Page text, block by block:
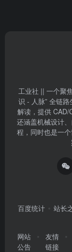
工业社 || 一个聚
识 - 人脉” 全链
解读，提供 CAD/
还涵盖机械设计
程，同时也是一
百度统计 站长
网站
公告
友情
链接